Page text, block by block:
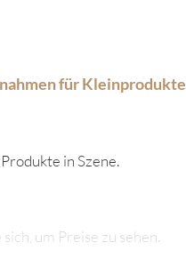
für Kleinprodukte
in Szene.
um Preise zu sehen.